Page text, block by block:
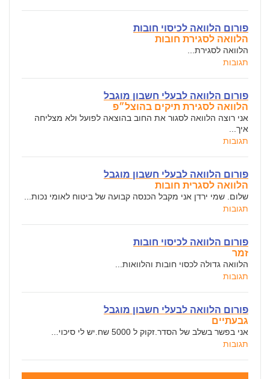
פורום הלוואה לכיסוי חובות
הלוואה לסגירת חובות
הלוואה לסגירת...
תגובות
פורום הלוואה לבעלי חשבון מוגבל
הלוואה לסגירת תיקים בהוצל״פ
אני רוצה הלוואה לסגור את החוב בהוצאה לפועל ולא מצליחה
איך...
תגובות
פורום הלוואה לבעלי חשבון מוגבל
הלוואה לסגרית חובות
שלום. שמי ירדן אני מקבל הכנסה קבועה של ביטוח לאומי נכות...
תגובות
פורום הלוואה לכיסוי חובות
זמר
הלוואה גדולה לכסוי חובות והלוואות...
תגובות
פורום הלוואה לבעלי חשבון מוגבל
גבעתיים
אני בפשר בשלב של הסדר.זקוק ל 5000 שח.יש לי סיכוי...
תגובות